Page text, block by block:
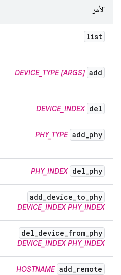
الأمر
list
add
DEVICE_TYPE [ARGS]
del
DEVICE_INDEX
add_phy
PHY_TYPE
del_phy
PHY_INDEX
add_device_to_phy
DEVICE_INDEX PHY_INDEX
del_device_from_phy
DEVICE_INDEX PHY_INDEX
add_remote
HOSTNAME